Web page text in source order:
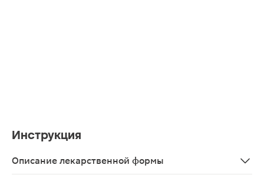
Инструкция
Описание лекарственной формы